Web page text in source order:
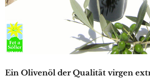
Ein Olivenöl der Qualität virgen